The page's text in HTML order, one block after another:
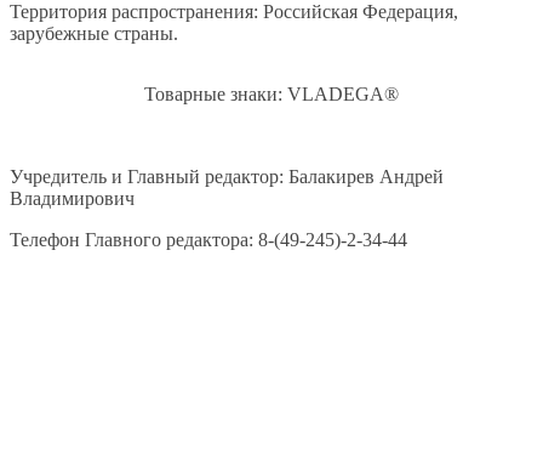
Территория распространения: Российская Федерация,
зарубежные страны.
Товарные знаки: VLADEGA®
Учредитель и Главный редактор: Балакирев Андрей
Владимирович
Телефон Главного редактора: 8-(49-245)-2-34-44